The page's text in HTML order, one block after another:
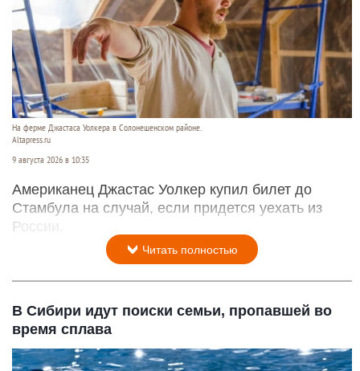
На ферме Джастаса Уолкера в Солонешенском районе.
Altapress.ru
9 августа 2026 в 10:35
Американец Джастас Уолкер купил билет до
Стамбула на случай, если придется уехать из
России.
Читать полностью
В Сибири идут поиски семьи, пропавшей во
время сплава